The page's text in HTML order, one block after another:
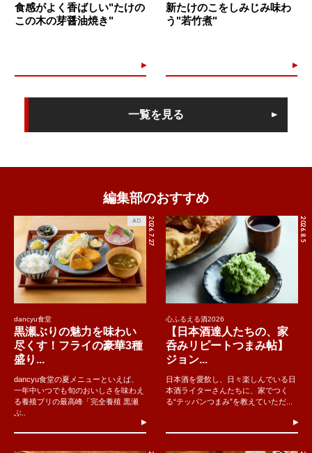
食感がよく香ばしい"たけの
この木の芽醤油焼き"
新たけのこをしみじみ味わ
う"若竹煮"
一覧を見る
編集部のおすすめ
2026.7.27
AD
dancyu食堂
黒瀬ぶりの魅力を味わい
尽くす！フライの豪華3種
盛り...
dancyu食堂の夏メニューといえば、
一年中いつでも旬のおいしさを味わえ
る養殖ブリの最高峰「完全養殖 黒瀬
ぶ..
2026.8.5
心ふるえる酒2026
【日本酒達人たちの、家
呑みリピートつまみ帖】
ジョン...
日本酒を愛飲し、日々楽しんでいる日
本酒ライターさんたちに、家でつく
る“テッパンつまみ”を教えていただ...